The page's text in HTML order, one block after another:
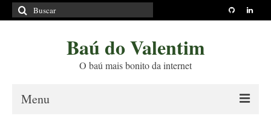
Buscar
por:
Baú do Valentim
O baú mais bonito da internet
Menu